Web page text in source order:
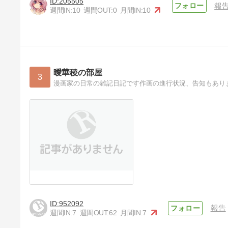
週間IN:10 週間OUT:0 月間IN:10
報
3 曖華稜の部屋
漫画家の日常の雑記日記です作画の進行状況、告知もあり
952092
週間IN:7 週間OUT:62 月間IN:7
報告